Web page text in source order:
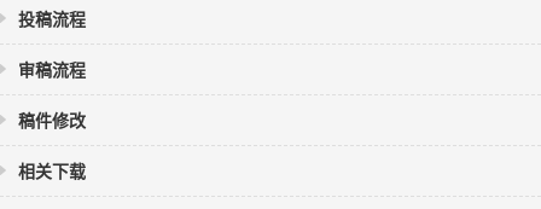
投稿流程
审稿流程
稿件修改
相关下载